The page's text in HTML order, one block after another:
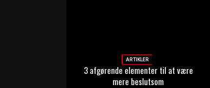
ARTIKLER
3 afgørende elementer til at være
mere beslutsom